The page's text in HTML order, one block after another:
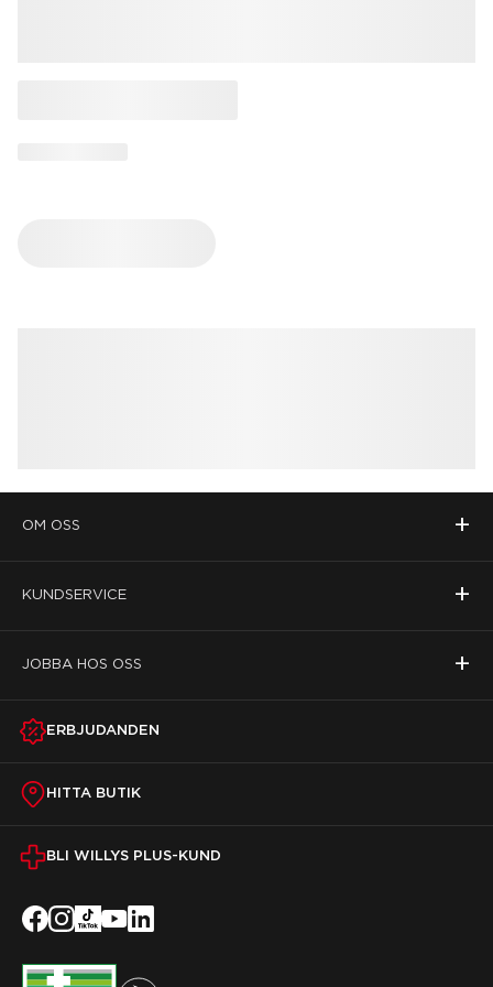
OM OSS +
KUNDSERVICE +
JOBBA HOS OSS +
ERBJUDANDEN
HITTA BUTIK
BLI WILLYS PLUS-KUND